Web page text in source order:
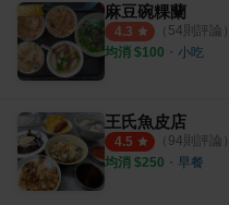
麻豆碗粿蘭
4.3 （ 54則評論）
均消 $100 ・ 小吃
王氏魚皮店
4.5 （ 94則評論）
均消 $250 ・ 早餐